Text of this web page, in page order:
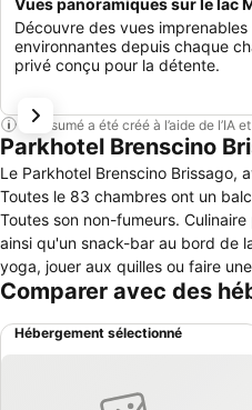
Vues panoramiques sur le lac
Découvre des vues
environnantes depuis chaque
privé conçu pour la détente.
Ce résumé a été créé à l’aide de
Parkhotel Brenscino
Le Parkhotel Brenscino Brissago,
Toutes le 83 chambres ont un
Toutes son non-fumeurs.
ainsi qu'un snack-bar au bord de
yoga, jouer aux quilles ou faire
Comparer avec des
Hébergement sélectionné